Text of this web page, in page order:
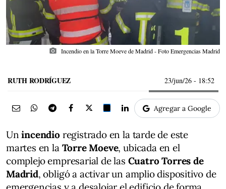
photo_camera Incendio en la Torre Moeve de Madrid - Foto Emergencias Madrid
RUTH RODRÍGUEZ 23/jun/26 - 18:52
Agregar a Google
Un incendioregistrado en la tarde de este
martes en la Torre Moeve, ubicada en el
complejo empresarial de las Cuatro Torres de
Madrid, obligó a activar un amplio dispositivo de